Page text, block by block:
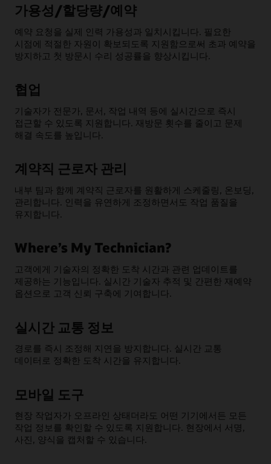
가용성/할당량/예약
예약 요청을 실제 인력 가용성과 일치시킵니다. 필요한
시점에 적절한 자원이 확보되도록 지원함으로써 초과 예약을
방지하고 첫 방문시 수리 성공률을 향상시킵니다.
협업
기술자가 전문가, 문서, 작업 내역 등에 실시간으로 즉시
접근할 수 있도록 지원합니다. 재방문 횟수를 줄이고 문제
해결 속도를 높입니다.
계약직 근로자 관리
내부 팀과 함께 계약직 근로자를 원활하게 스케줄링, 온보딩,
관리합니다. 인력을 유연하게 조정하면서도 작업 품질을
유지합니다.
Where’s My Technician?
고객에게 기술자의 정확한 도착 시간과 관련 업데이트를
제공하는 기능입니다. 실시간 기술자 추적 및 간편한 재예약
옵션으로 고객 신뢰 구축에 기여합니다.
실시간 교통 정보
경로를 즉시 조정해 지연을 방지합니다. 실시간 교통
데이터로 정확한 도착 시간을 유지합니다.
모바일 도구
현장 작업자가 오프라인 상태더라도 어떤 기기에서든 모든
작업 정보를 확인할 수 있도록 지원합니다. 현장에서 서명,
사진, 양식을 캡처할 수 있습니다.